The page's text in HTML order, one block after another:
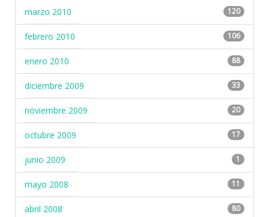
marzo 2010 120
febrero 2010 106
enero 2010 88
diciembre 2009 33
noviembre 2009 20
octubre 2009 17
junio 2009 1
mayo 2008 11
abril 2008 80